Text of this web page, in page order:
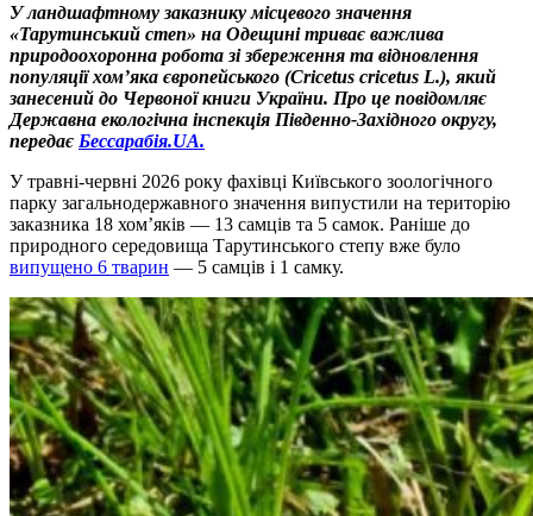
У ландшафтному заказнику місцевого значення
«Тарутинський степ» на Одещині триває важлива
природоохоронна робота зі збереження та відновлення
популяції хом’яка європейського (Cricetus cricetus L.), який
занесений до Червоної книги України. Про це повідомляє
Державна екологічна інспекція Південно-Західного округу,
передає Бессарабія.UA.
У травні-червні 2026 року фахівці Київського зоологічного
парку загальнодержавного значення випустили на територію
заказника 18 хом’яків — 13 самців та 5 самок. Раніше до
природного середовища Тарутинського степу вже було
випущено 6 тварин — 5 самців і 1 самку.